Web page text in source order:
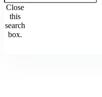
Close
this
search
box.